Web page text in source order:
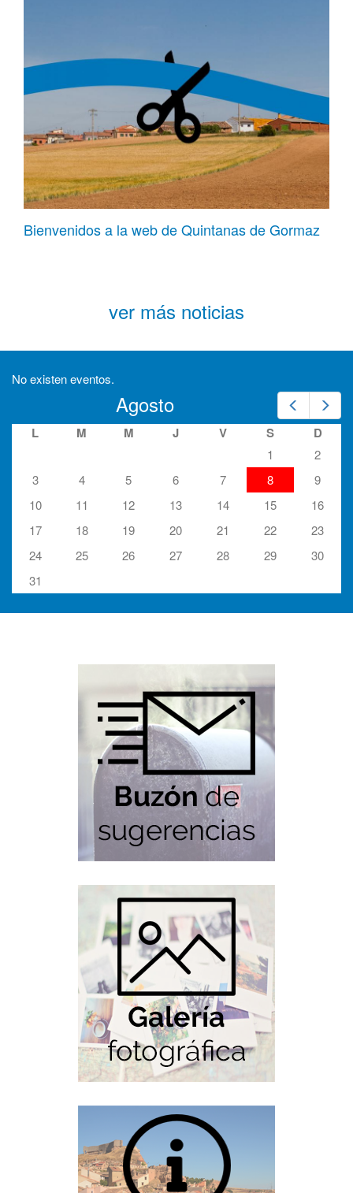
Bienvenidos a la web de Quintanas de Gormaz
ver más noticias
No existen eventos.
Prev
Agosto
L M M J V S D
1
2
3
4 5 6 7 8
9
10
11 12 13 14 15
16
17
18 19 20 21 22
23
24
25 26 27 28 29
30
31